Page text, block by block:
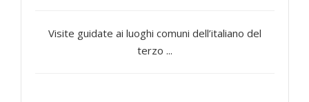
Visite guidate ai luoghi comuni dell’italiano del
terzo ...